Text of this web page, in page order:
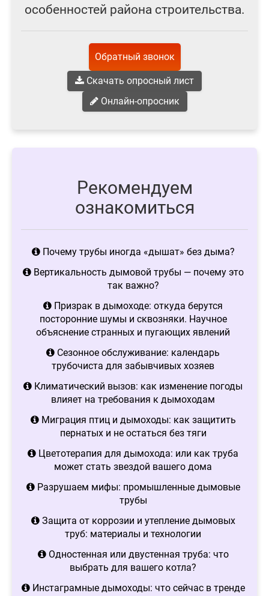
особенностей района строительства.
Обратный звонок
Скачать опросный лист
Онлайн-опросник
Рекомендуем
ознакомиться
Почему трубы иногда «дышат» без дыма?
Вертикальность дымовой трубы — почему это
так важно?
Призрак в дымоходе: откуда берутся
посторонние шумы и сквозняки. Научное
объяснение странных и пугающих явлений
Сезонное обслуживание: календарь
трубочиста для забывчивых хозяев
Климатический вызов: как изменение погоды
влияет на требования к дымоходам
Миграция птиц и дымоходы: как защитить
пернатых и не остаться без тяги
Цветотерапия для дымохода: или как труба
может стать звездой вашего дома
Разрушаем мифы: промышленные дымовые
трубы
Защита от коррозии и утепление дымовых
труб: материалы и технологии
Одностенная или двустенная труба: что
выбрать для вашего котла?
Инстаграмные дымоходы: что сейчас в тренде